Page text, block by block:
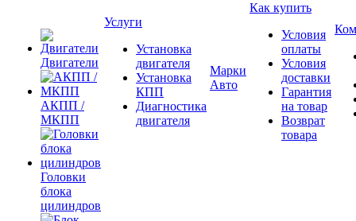
Двигатели
АКПП /
МКПП
Головки
блока
цилиндров
Услуги
Установка
двигателя
Установка
КПП
Диагностика
двигателя
Марки
Авто
Как купить
Условия
оплаты
Условия
доставки
Гарантия
на товар
Возврат
товара